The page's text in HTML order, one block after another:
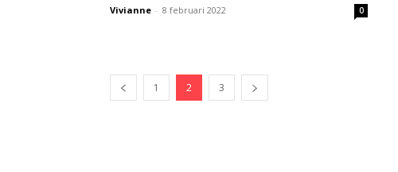
Vivianne - 8 februari 2022 0
1 2 3